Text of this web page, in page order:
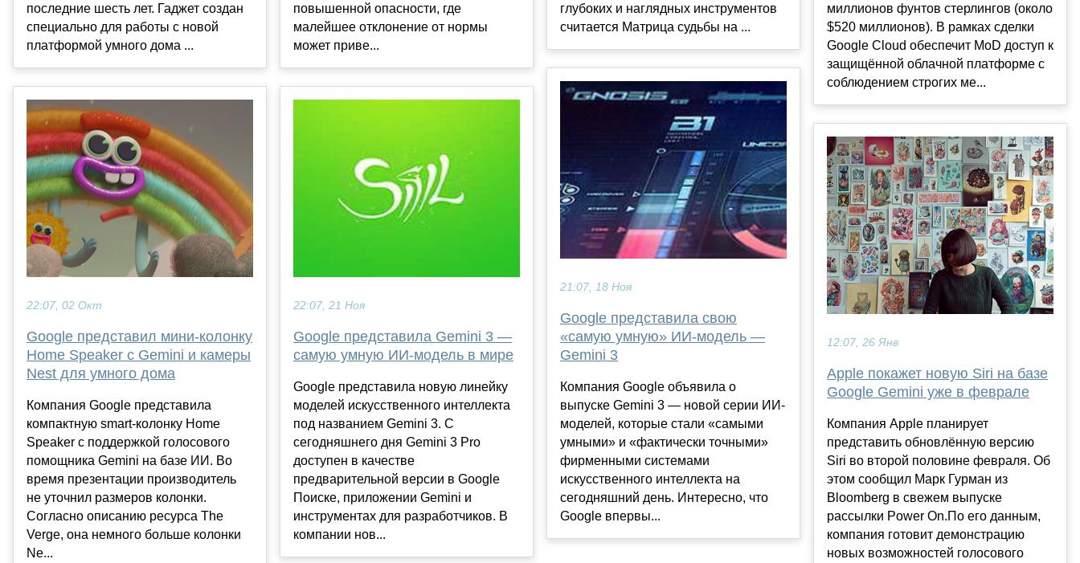
последние шесть лет. Гаджет создан
специально для работы с новой
платформой умного дома ...
22:07, 02 Окт
Google представил мини-колонку
Home Speaker с Gemini и камеры
Nest для умного дома
Компания Google представила
компактную smart-колонку Home
Speaker с поддержкой голосового
помощника Gemini на базе ИИ. Во
время презентации производитель
не уточнил размеров колонки.
Согласно описанию ресурса The
Verge, она немного больше колонки
Ne...
повышенной опасности, где
малейшее отклонение от нормы
может приве...
22:07, 21 Ноя
Google представила Gemini 3 —
самую умную ИИ-модель в мире
Google представила новую линейку
моделей искусственного интеллекта
под названием Gemini 3. С
сегодняшнего дня Gemini 3 Pro
доступен в качестве
предварительной версии в Google
Поиске, приложении Gemini и
инструментах для разработчиков. В
компании нов...
глубоких и наглядных инструментов
считается Матрица судьбы на ...
21:07, 18 Ноя
Google представила свою
«самую умную» ИИ-модель —
Gemini 3
Компания Google объявила о
выпуске Gemini 3 — новой серии ИИ-
моделей, которые стали «самыми
умными» и «фактически точными»
фирменными системами
искусственного интеллекта на
сегодняшний день. Интересно, что
Google впервы...
миллионов фунтов стерлингов (около
$520 миллионов). В рамках сделки
Google Cloud обеспечит MoD доступ к
защищённой облачной платформе с
соблюдением строгих ме...
12:07, 26 Янв
Apple покажет новую Siri на базе
Google Gemini уже в феврале
Компания Apple планирует
представить обновлённую версию
Siri во второй половине февраля. Об
этом сообщил Марк Гурман из
Bloomberg в свежем выпуске
рассылки Power On.По его данным,
компания готовит демонстрацию
новых возможностей голосового